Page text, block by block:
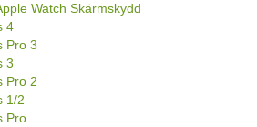
Watch Skärmskydd
4
Pro 3
3
Pro 2
1/2
Pro